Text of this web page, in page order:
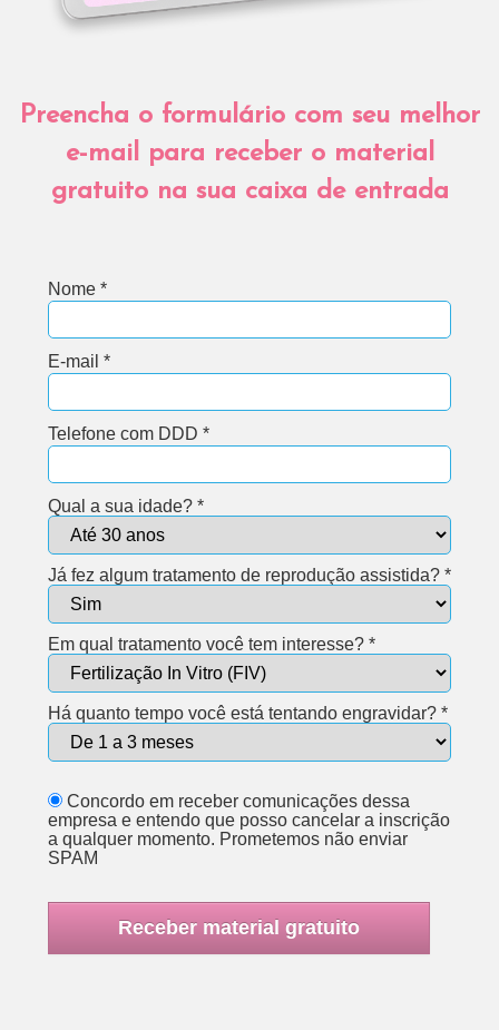
Preencha o formulário com seu melhor
e-mail para receber o material
gratuito na sua caixa de entrada